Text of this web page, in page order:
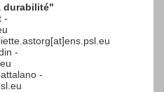
durabilité"
-
-
-